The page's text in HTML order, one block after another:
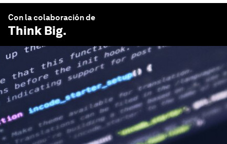
Con la colaboración de
Think Big.